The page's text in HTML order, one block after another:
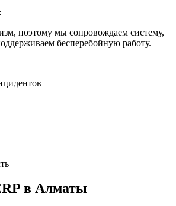
поэтому мы сопровождаем систему,
бесперебойную работу.
в Алматы